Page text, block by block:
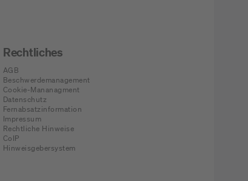
Rechtliches
AGB
Beschwerdemanagement
Cookie-Mananagment
Datenschutz
Fernabsatzinformation
Impressum
Rechtliche Hinweise
CoIP
Hinweisgebersystem